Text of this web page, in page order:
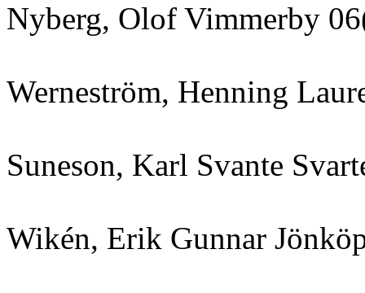
Nyberg, Olof Vimmerby
Werneström, Henning
Suneson, Karl Svante
Wikén, Erik Gunnar